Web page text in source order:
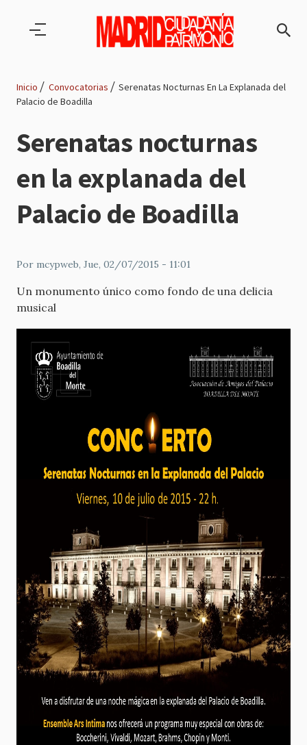
de
navegación
Inicio Convocatorias
Serenatas Nocturnas En La Explanada del
Palacio de Boadilla
Serenatas nocturnas
en la explanada del
Palacio de Boadilla
Por mcypweb, Jue, 02/07/2015 - 11:01
Un monumento único como fondo de una delicia
musical